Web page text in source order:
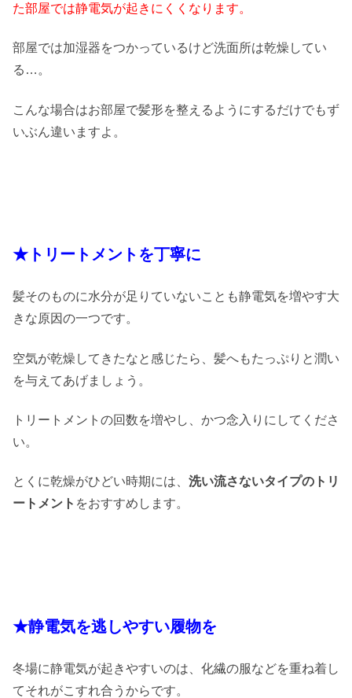
た部屋では静電気が起きにくくなります。
部屋では加湿器をつかっているけど洗面所は乾燥してい
る…。
こんな場合はお部屋で髪形を整えるようにするだけでもず
いぶん違いますよ。
★トリートメントを丁寧に
髪そのものに水分が足りていないことも静電気を増やす大
きな原因の一つです。
空気が乾燥してきたなと感じたら、髪へもたっぷりと潤い
を与えてあげましょう。
トリートメントの回数を増やし、かつ念入りにしてくださ
い。
とくに乾燥がひどい時期には、 洗い流さないタイプのトリ
ートメント をおすすめします。
★静電気を逃しやすい履物を
冬場に静電気が起きやすいのは、化繊の服などを重ね着し
てそれがこすれ合うからです。